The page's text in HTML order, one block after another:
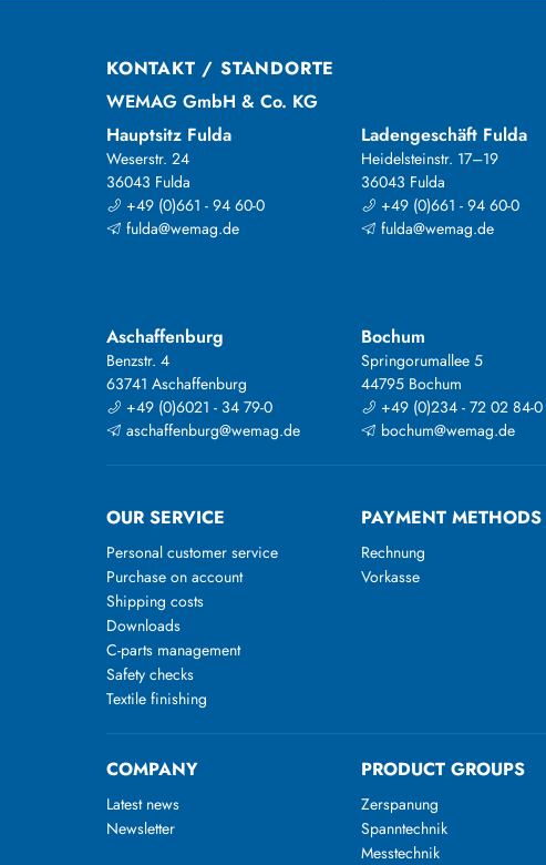
KONTAKT / STANDORTE
WEMAG GmbH & Co. KG
Hauptsitz Fulda
Weserstr. 24
36043 Fulda
+49 (0)661 - 94 60-0
fulda@wemag.de
Ladengeschäft Fulda
Heidelsteinstr. 17–19
36043 Fulda
+49 (0)661 - 94 60-0
fulda@wemag.de
Aschaffenburg
Benzstr. 4
63741 Aschaffenburg
+49 (0)6021 - 34 79-0
aschaffenburg@wemag.de
Bochum
Springorumallee 5
44795 Bochum
+49 (0)234 - 72 02 84-0
bochum@wemag.de
OUR SERVICE
Personal customer service
Purchase on account
Shipping costs
Downloads
C-parts management
Safety checks
Textile finishing
PAYMENT METHODS
Rechnung
Vorkasse
COMPANY
Latest news
Newsletter
PRODUCT GROUPS
Zerspanung
Spanntechnik
Messtechnik